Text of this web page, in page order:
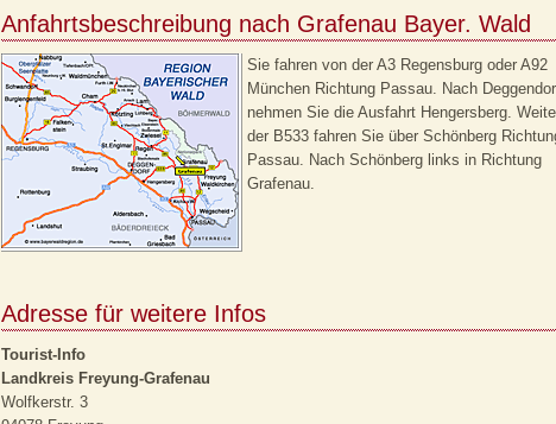
Anfahrtsbeschreibung nach Grafenau Bayer. Wald
Sie fahren von der A3 Regensburg oder A92
München Richtung Passau. Nach
nehmen Sie die Ausfahrt Hengersberg.
der B533 fahren Sie über Schönberg
Passau. Nach Schönberg links in Richtung
Grafenau.
Adresse für weitere Infos
Tourist-Info
Landkreis Freyung-Grafenau
Wolfkerstr. 3